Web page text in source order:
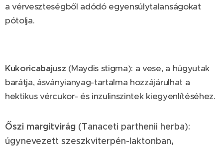
a vérveszteségből adódó egyensúlytalanságokat
pótolja.
Kukoricabajusz (Maydis stigma): a vese, a húgyutak
barátja, ásványianyag-tartalma hozzájárulhat a
hektikus vércukor- és inzulinszintek kiegyenlítéséhez.
Őszi margitvirág (Tanaceti parthenii herba):
úgynevezett szeszkviterpén-laktonban,